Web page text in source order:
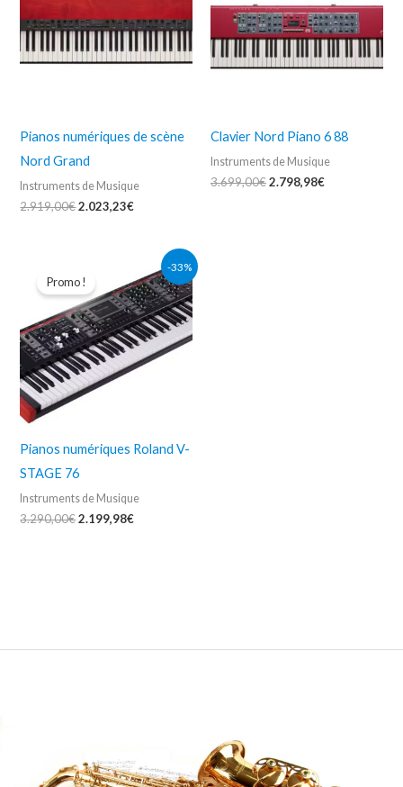
Pianos numériques de scène
Nord Grand
Instruments de Musique
2.919,00€2.023,23€
Clavier Nord Piano 6 88
Instruments de Musique
3.699,00€
3.699,00€.
2.798,98€
2.798,98€.
-33%
Promo !
Pianos numériques Roland V-
STAGE 76
Instruments de Musique
3.290,00€
prix
initial
était :
3.290,00€.
2.199,98€
prix
actuel
est :
2.199,98€.